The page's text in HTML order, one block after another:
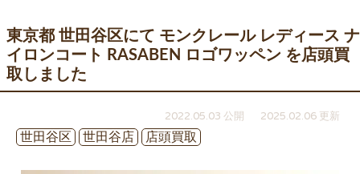
東京都 世田谷区にて モンクレール レディース ナ
イロンコート RASABEN ロゴワッペン を店頭買
取しました
2022.05.03 公開
2025.02.06 更新
世田谷区
世田谷店 店頭買取